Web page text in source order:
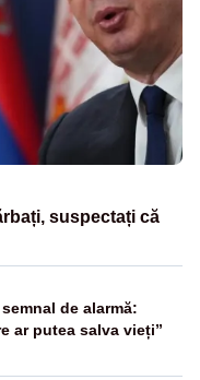
suspectați că
de alarmă:
ar putea salva vieți”